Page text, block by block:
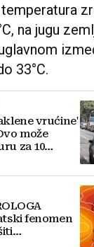
temperatura
na jugu
33°C.
vrućine'
može
za 10
fenomen